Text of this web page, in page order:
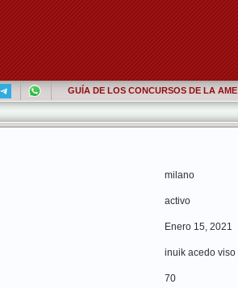
GUÍA DE LOS CONCURSOS DE LA AME
milano
activo
Enero 15, 2021
inuik acedo viso
70